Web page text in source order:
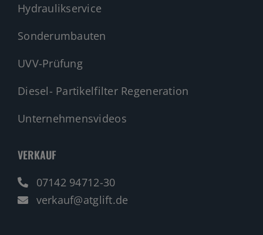
Hydraulikservice
Sonderumbauten
UVV-Prüfung
Diesel- Partikelfilter Regeneration
Unternehmensvideos
VERKAUF
07142 94712-30
verkauf@atglift.de